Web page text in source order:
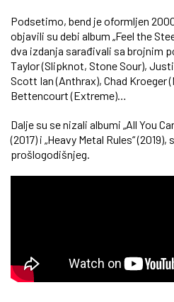
Podsetimo, bend je oformljen
objavili su debi album „Feel the
dva izdanja sarađivali sa brojnim
Taylor (Slipknot, Stone Sour),
Scott Ian (Anthrax), Chad Kroeger
Bettencourt (Extreme)…
Dalje su se nizali albumi „All You
(2017) i „Heavy Metal Rules“
prošlogodišnjeg.